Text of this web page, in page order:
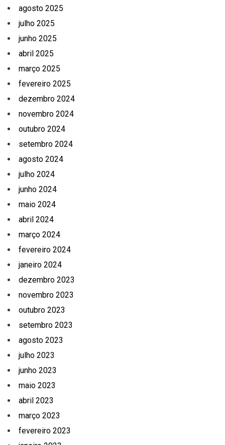
agosto 2025
julho 2025
junho 2025
abril 2025
março 2025
fevereiro 2025
dezembro 2024
novembro 2024
outubro 2024
setembro 2024
agosto 2024
julho 2024
junho 2024
maio 2024
abril 2024
março 2024
fevereiro 2024
janeiro 2024
dezembro 2023
novembro 2023
outubro 2023
setembro 2023
agosto 2023
julho 2023
junho 2023
maio 2023
abril 2023
março 2023
fevereiro 2023